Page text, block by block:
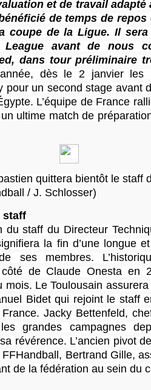
et de travail adapté
de temps de
coupe de la Ligue. Il
avant de nous
dans tour préliminaire
dès le 2 janvier les
pour un second stage avant
L’équipe de France
ultime match de
quittera bientôt le staff
/ J. Schlosser)
staff
du staff du Directeur
la fin d’une longue
ses membres.
de Claude Onesta en
mois. Le Toulousain
Bidet qui rejoint le staff
Jacky Bettenfeld,
grandes campagnes
révérence. L’ancien pivot
Bertrand Gille,
de la fédération au sein du